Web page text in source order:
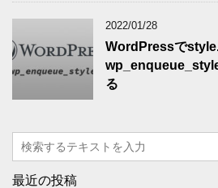
2022/01/28
WordPressで
る
最近の投稿